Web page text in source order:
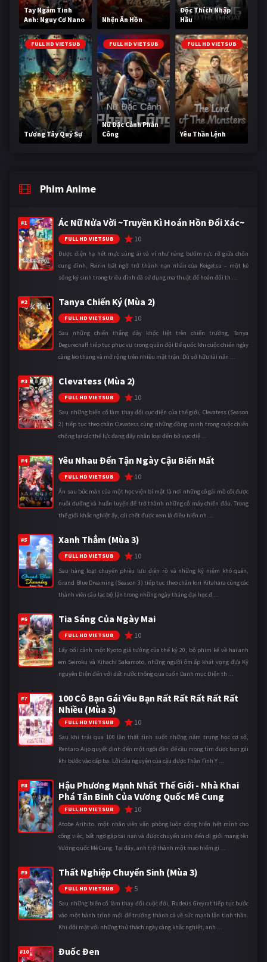
Tay Ngắm Tinh
Anh: Nguy Cơ Nano
Nhện Ăn Hồn
Độc Thích Nhập
Hầu
FULL HD VIETSUB
Tương Tây Quỷ Sự
FULL HD VIETSUB
Nữ Đặc Cảnh Phản
Công
FULL HD VIETSUB
Yêu Thần Lệnh
Phim Anime
#1 Ác Nữ Nửa Vời ~Truyền Kì Hoán Hồn Đổi Xác~
FULL HD VIETSUB 10
Được điện hạ hết mực sủng ái và ví như nàng bướm rực rỡ giữa chốn
cung đình, Reirin bất ngờ trở thành nạn nhân của Keigetsu – một kẻ
sống ký sinh trong triều đình đã sử dụng ma thuật để hoán đổi th ...
#2 Tanya Chiến Ký (Mùa 2)
FULL HD VIETSUB 10
Sau những chiến thắng đầy khốc liệt trên chiến trường, Tanya
Degurechaff tiếp tục phục vụ trong quân đội Đế quốc khi cuộc chiến ngày
càng leo thang và mở rộng trên nhiều mặt trận. Dù sở hữu tài năn ...
#3 Clevatess (Mùa 2)
FULL HD VIETSUB 10
Sau những biến cố làm thay đổi cục diện của thế giới, Clevatess (Season
2) tiếp tục theo chân Clevatess cùng những đồng minh trong cuộc chiến
chống lại các thế lực đang đẩy nhân loại đến bờ vực diệ ...
#4 Yêu Nhau Đến Tận Ngày Cậu Biến Mất
FULL HD VIETSUB 10
Ẩn sau bức màn của một học viện bí mật là nơi những cô gái mồ côi được
nuôi dưỡng và huấn luyện để trở thành những cỗ máy chiến đấu. Trong
thế giới khắc nghiệt ấy, cái chết được xem là điều hiển nh ...
#5 Xanh Thẳm (Mùa 3)
FULL HD VIETSUB 10
Sau hàng loạt chuyến phiêu lưu điên rồ và những kỷ niệm khó quên,
Grand Blue Dreaming (Season 3) tiếp tục theo chân Iori Kitahara cùng các
thành viên câu lạc bộ lặn trong những ngày tháng đại học đ ...
#6 Tia Sáng Của Ngày Mai
FULL HD VIETSUB 10
Lấy bối cảnh một Kyoto giả tưởng của thế kỷ 20, bộ phim kể về hai anh
em Seiroku và Kihachi Sakamoto, những người ôm ấp khát vọng đưa Kỷ
nguyên Điện đến với đất nước thông qua cuốn Danh mục Điện th ...
#7
100 Cô Bạn Gái Yêu Bạn Rất Rất Rất Rất Rất
Nhiều (Mùa 3)
FULL HD VIETSUB 10
Sau khi trải qua 100 lần thất tình suốt những năm trung học cơ sở,
Rentaro Aijo quyết định đến một ngôi đền để cầu mong tìm được bạn gái
khi bước vào cấp ba. Lời cầu nguyện của cậu được Thần Tình Y ...
#8
Hậu Phương Mạnh Nhất Thế Giới - Nhà Khai
Phá Tân Binh Của Vương Quốc Mê Cung
FULL HD VIETSUB 10
Atobe Arihito, một nhân viên văn phòng luôn cống hiến hết mình cho
công việc, bất ngờ gặp tai nạn và được chuyển sinh đến dị giới mang tên
Vương quốc Mê Cung. Tại đây, anh trở thành một mạo hiểm gi ...
#9 Thất Nghiệp Chuyển Sinh (Mùa 3)
FULL HD VIETSUB 5
Sau những biến cố làm thay đổi cuộc đời, Rudeus Greyrat tiếp tục bước
vào một hành trình mới để trưởng thành cả về sức mạnh lẫn tinh thần.
Khi đối mặt với những thử thách ngày càng khắc nghiệt, anh ...
#10 Đuốc Đen